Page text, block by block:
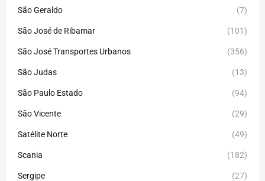
São Geraldo (7)
São José de Ribamar (101)
São José Transportes Urbanos (356)
São Judas (13)
São Paulo Estado (94)
São Vicente (29)
Satélite Norte (49)
Scania (182)
Sergipe (27)